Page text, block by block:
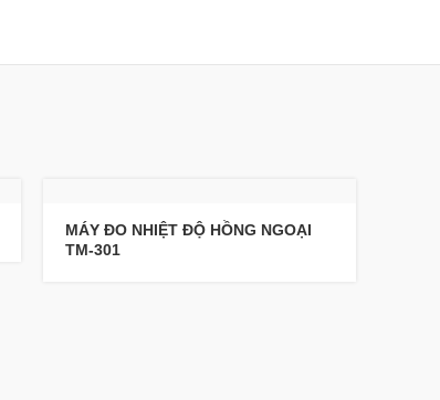
MÁY ĐO NHIỆT ĐỘ HỒNG NGOẠI
TM-301